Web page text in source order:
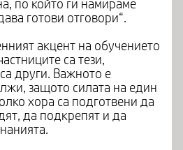
по който ги намираме
готови отговори“.
акцент на обучението
са тези,
други. Важното е
защото силата на един
хора са подготвени да
да подкрепят и да